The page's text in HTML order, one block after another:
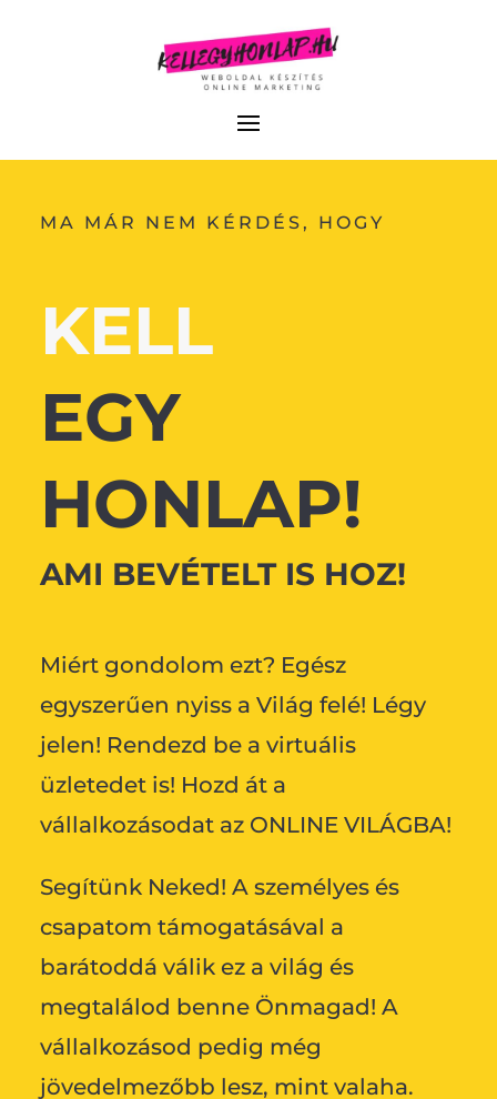
MA MÁR NEM KÉRDÉS, HOGY
KELL
EGY
HONLAP!
AMI BEVÉTELT IS HOZ!
Miért gondolom ezt? Egész
egyszerűen nyiss a Világ felé! Légy
jelen! Rendezd be a virtuális
üzletedet is! Hozd át a
vállalkozásodat az ONLINE VILÁGBA!
Segítünk Neked! A személyes és
csapatom támogatásával a
barátoddá válik ez a világ és
megtalálod benne Önmagad! A
vállalkozásod pedig még
jövedelmezőbb lesz, mint valaha.